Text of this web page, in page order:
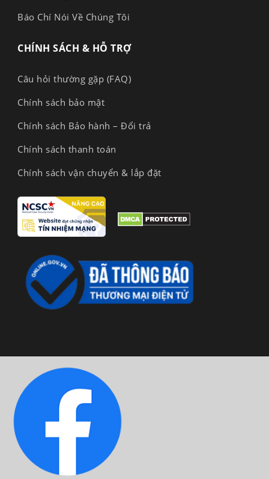
Báo Chí Nói Về Chúng Tôi
CHÍNH SÁCH & HỖ TRỢ
Câu hỏi thường gặp (FAQ)
Chính sách bảo mật
Chính sách Bảo hành – Đổi trả
Chính sách thanh toán
Chính sách vận chuyển & lắp đặt